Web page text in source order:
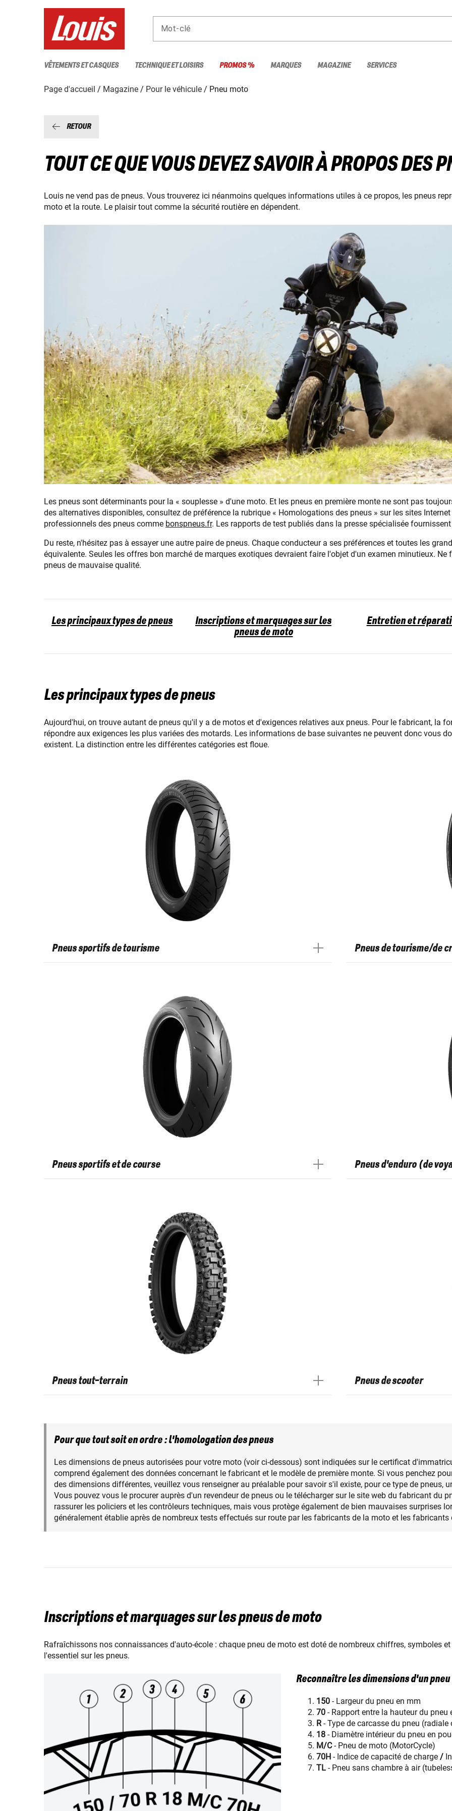
Mot-clé
VÊTEMENTS ET CASQUES TECHNIQUE ET LOISIRS PROMOS % MARQUES MAGAZINE SERVICES
Page d'accueil Magazine Pour le véhicule Pneu moto
RETOUR
TOUT CE QUE VOUS DEVEZ SAVOIR À PROPOS DES
Louis ne vend pas de pneus. Vous trouverez ici néanmoins quelques informations utiles à ce propos, les pneus
moto et la route. Le plaisir tout comme la sécurité routière en dépendent.
Les pneus sont déterminants pour la « souplesse » d'une moto. Et les pneus en première monte ne sont pas
des alternatives disponibles, consultez de préférence la rubrique « Homologations des pneus » sur les sites
professionnels des pneus comme bonspneus.fr. Les rapports de test publiés dans la presse spécialisée
Du reste, n'hésitez pas à essayer une autre paire de pneus. Chaque conducteur a ses préférences et toutes les
équivalente. Seules les offres bon marché de marques exotiques devraient faire l'objet d'un examen minutieux.
pneus de mauvaise qualité.
Les principaux types de pneus
Inscriptions et marquages sur les
pneus de moto
Entretien et
Les principaux types de pneus
Aujourd'hui, on trouve autant de pneus qu'il y a de motos et d'exigences relatives aux pneus. Pour le fabricant, la
répondre aux exigences les plus variées des motards. Les informations de base suivantes ne peuvent donc vous
existent. La distinction entre les différentes catégories est floue.
Pneus sportifs de tourisme Pneus de tourisme/de
Pneus sportifs et de course Pneus d'enduro (de
Pneus tout-terrain Pneus de scooter
Pour que tout soit en ordre : l'homologation des pneus
Les dimensions de pneus autorisées pour votre moto (voir ci-dessous) sont indiquées sur le certificat
comprend également des données concernant le fabricant et le modèle de première monte. Si vous penchez
des dimensions différentes, veuillez vous renseigner au préalable pour savoir s'il existe, pour ce type de
Vous pouvez vous le procurer auprès d'un revendeur de pneus ou le télécharger sur le site web du fabricant du
rassurer les policiers et les contrôleurs techniques, mais vous protège également de bien mauvaises surprises
généralement établie après de nombreux tests effectués sur route par les fabricants de la moto et les fabricants
Inscriptions et marquages sur les pneus de moto
Rafraîchissons nos connaissances d'auto-école : chaque pneu de moto est doté de nombreux chiffres, symboles
l'essentiel sur les pneus.
Reconnaître les dimensions d'un pneu
150 - Largeur du pneu en mm
70 - Rapport entre la hauteur du pneu
R - Type de carcasse du pneu
18 - Diamètre intérieur du pneu en
M/C- Pneu de moto (MotorCycle)
70H - Indice de capacité de charge /
TL - Pneu sans chambre à air